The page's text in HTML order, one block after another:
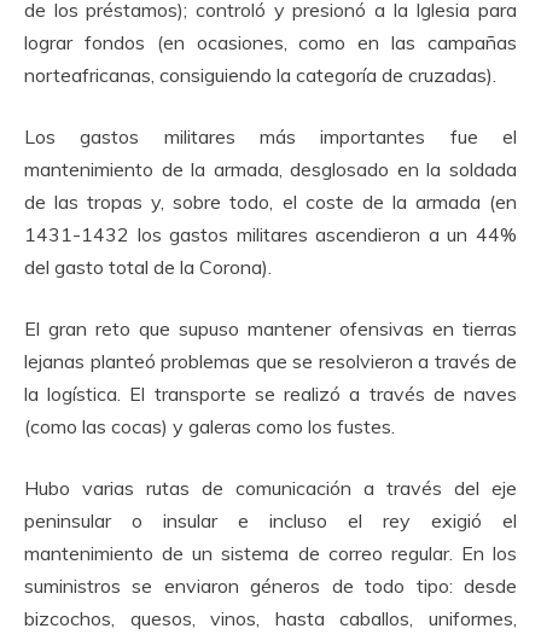
de los préstamos); controló y presionó a la Iglesia para
lograr fondos (en ocasiones, como en las campañas
norteafricanas, consiguiendo la categoría de cruzadas).
Los gastos militares más importantes fue el
mantenimiento de la armada, desglosado en la soldada
de las tropas y, sobre todo, el coste de la armada (en
1431-1432 los gastos militares ascendieron a un 44%
del gasto total de la Corona).
El gran reto que supuso mantener ofensivas en tierras
lejanas planteó problemas que se resolvieron a través de
la logística. El transporte se realizó a través de naves
(como las cocas) y galeras como los fustes.
Hubo varias rutas de comunicación a través del eje
peninsular o insular e incluso el rey exigió el
mantenimiento de un sistema de correo regular. En los
suministros se enviaron géneros de todo tipo: desde
bizcochos, quesos, vinos, hasta caballos, uniformes,